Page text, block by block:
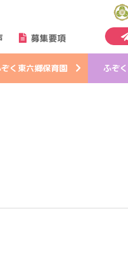
募集要項
く 東六郷保育園 ふぞく